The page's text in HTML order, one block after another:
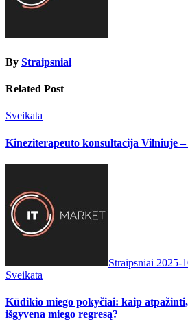
By Straipsniai
Related Post
Sveikata
Kineziterapeuto konsultacija Vilniuje
Straipsniai 2025-
Sveikata
Kūdikio miego pokyčiai: kaip
išgyvena miego regresą?